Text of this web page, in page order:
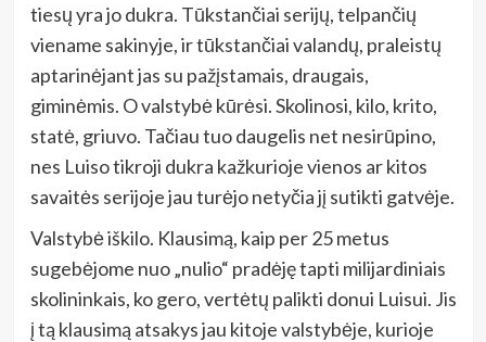
tiesų yra jo dukra. Tūkstančiai serijų, telpančių
viename sakinyje, ir tūkstančiai valandų, praleistų
aptarinėjant jas su pažįstamais, draugais,
giminėmis. O valstybė kūrėsi. Skolinosi, kilo, krito,
statė, griuvo. Tačiau tuo daugelis net nesirūpino,
nes Luiso tikroji dukra kažkurioje vienos ar kitos
savaitės serijoje jau turėjo netyčia jį sutikti gatvėje.
Valstybė iškilo. Klausimą, kaip per 25 metus
sugebėjome nuo „nulio“ pradėję tapti milijardiniais
skolininkais, ko gero, vertėtų palikti donui Luisui. Jis
į tą klausimą atsakys jau kitoje valstybėje, kurioje